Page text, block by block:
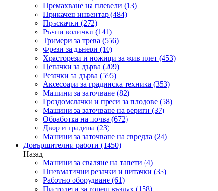
Премахване на плевели (13)
Прикачен инвентар (484)
Пръскачки (272)
Ръчни колички (141)
Тримери за трева (556)
Фрези за дънери (10)
Храсторези и ножици за жив плет (453)
Цепачки за дърва (209)
Резачки за дърва (595)
Аксесоари за градинска техника (353)
Машини за заточване (82)
Гроздомелачки и преси за плодове (58)
Машини за заточване на вериги (37)
Обработка на почва (672)
Двор и градина (23)
Машини за заточване на свредла (24)
Довършителни работи (1450)
Назад
Машини за сваляне на тапети (4)
Пневматични резачки и нитачки (33)
Работно оборудване (61)
Пистолети за горещ въздух (158)